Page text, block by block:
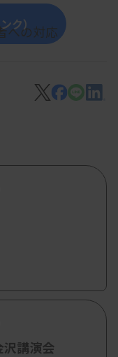
への対応
ク）
講演会